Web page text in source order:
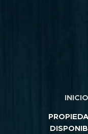
INICIO